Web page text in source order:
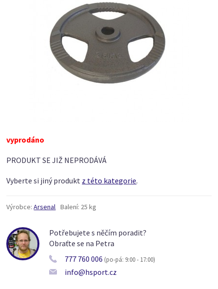
vyprodáno
PRODUKT SE JIŽ NEPRODÁVÁ
Vyberte si jiný produkt z této kategorie.
Výrobce: Arsenal Balení: 25 kg
Potřebujete s něčím poradit?
Obraťte se na Petra
777 760 006 (po-pá: 9:00 - 17:00)
info@hsport.cz